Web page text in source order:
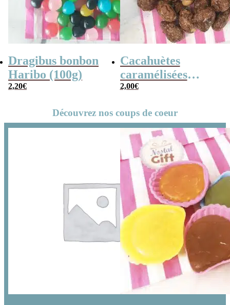
Dragibus bonbon
Haribo (100g)
2,20€
Cacahuètes
caramélisées
(chouchou) – 100g
2,00€
Découvrez nos coups de coeur